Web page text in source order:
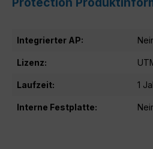
Integrierter AP:
Lizenz:
Laufzeit: 1
Interne Festplatte: